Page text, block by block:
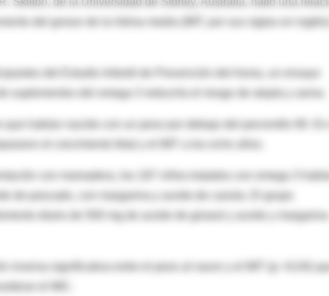
del grosor de la íntima media (IMT, por sus siglas en
del Estudio Infantil de Prevención del Asma, un ensayo
suplementos del omega 3 reduciría el riesgo de atopía y asma.
que habían nacido con un peso por debajo del percentilo 90.
con mamadera, los 187 niños tratados con omega 3
de pescado, con margarina y aceite de canola. El grupo
diario de 500 mg de aceite de girasol y aceite y margarina
inversa significativa entre el peso al nacer y el IMT (p =0,04)